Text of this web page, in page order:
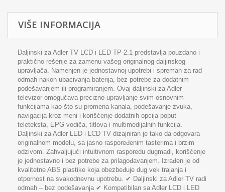
VIŠE INFORMACIJA
Daljinski za Adler TV LCD i LED TP-2.1 predstavlja pouzdano i
praktično rešenje za zamenu vašeg originalnog daljinskog
upravljača. Namenjen je jednostavnoj upotrebi i spreman za rad
odmah nakon ubacivanja baterija, bez potrebe za dodatnim
podešavanjem ili programiranjem. Ovaj daljinski za Adler
televizor omogućava precizno upravljanje svim osnovnim
funkcijama kao što su promena kanala, podešavanje zvuka,
navigacija kroz meni i korišćenje dodatnih opcija poput
teleteksta, EPG vodiča, titlova i multimedijalnih funkcija.
Daljinski za Adler LED i LCD TV dizajniran je tako da odgovara
originalnom modelu, sa jasno raspoređenim tasterima i brzim
odzivom. Zahvaljujući intuitivnom rasporedu dugmadi, korišćenje
je jednostavno i bez potrebe za prilagođavanjem. Izrađen je od
kvalitetne ABS plastike koja obezbeđuje dug vek trajanja i
otpornost na svakodnevnu upotrebu. ✔ Daljinski za Adler TV radi
odmah – bez podešavanja ✔ Kompatibilan sa Adler LCD i LED